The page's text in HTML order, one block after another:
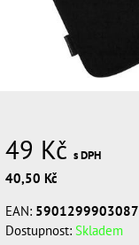
49 Kčs DPH
40,50 Kč
EAN: 5901299903087
Dostupnost:Skladem